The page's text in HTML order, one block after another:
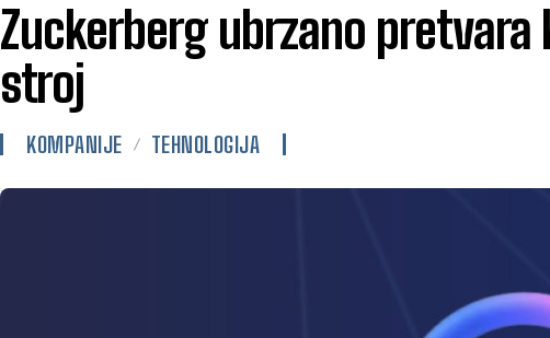
Zuckerberg ubrzano pretvara
stroj
KOMPANIJE TEHNOLOGIJA